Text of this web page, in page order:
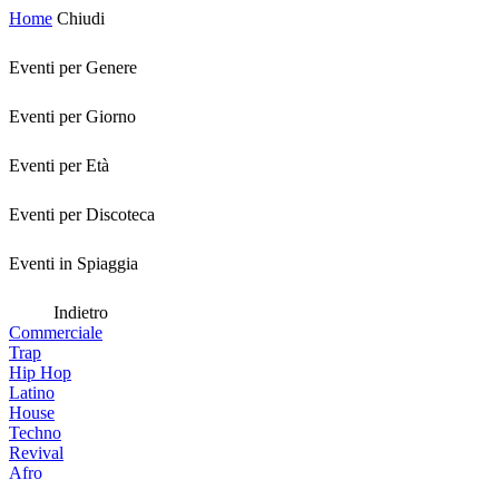
Home Chiudi
Eventi per Genere
Eventi per Giorno
Eventi per Età
Eventi per Discoteca
Eventi in Spiaggia
Indietro
Commerciale
Trap
Hip Hop
Latino
House
Techno
Revival
Afro